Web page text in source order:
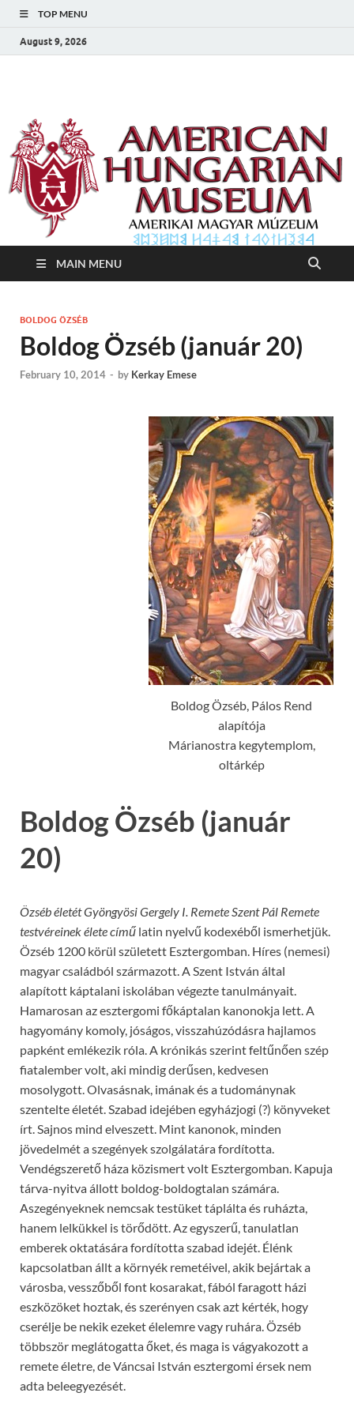
TOP MENU
August 9, 2026
Amerikai Magyar
Múzeum
MAIN MENU
BOLDOG ÖZSÉB
Boldog Özséb (január 20)
February 10, 2014 - by Kerkay Emese
Boldog Özséb, Pálos Rend
alapítója
Márianostra kegytemplom,
oltárkép
Boldog Özséb (január
20)
Özséb életét Gyöngyösi Gergely I. Remete Szent Pál Remete
testvéreinek élete című latin nyelvű kodexéből ismerhetjük.
Özséb 1200 körül született Esztergomban. Híres (nemesi)
magyar családból származott. A Szent István által
alapított káptalani iskolában végezte tanulmányait.
Hamarosan az esztergomi főkáptalan kanonokja lett. A
hagyomány komoly, jóságos, visszahúzódásra hajlamos
papként emlékezik róla. A krónikás szerint feltűnően szép
fiatalember volt, aki mindig derűsen, kedvesen
mosolygott. Olvasásnak, imának és a tudománynak
szentelte életét. Szabad idejében egyházjogi (?) könyveket
írt. Sajnos mind elveszett. Mint kanonok, minden
jövedelmét a szegények szolgálatára fordította.
Vendégszerető háza közismert volt Esztergomban. Kapuja
tárva-nyitva állott boldog-boldogtalan számára.
Aszegényeknek nemcsak testüket táplálta és ruházta,
hanem lelkükkel is törődött. Az egyszerű, tanulatlan
emberek oktatására fordította szabad idejét. Élénk
kapcsolatban állt a környék remetéivel, akik bejártak a
városba, vesszőből font kosarakat, fából faragott házi
eszközöket hoztak, és szerényen csak azt kérték, hogy
cserélje be nekik ezeket élelemre vagy ruhára. Özséb
többször meglátogatta őket, és maga is vágyakozott a
remete életre, de Váncsai István esztergomi érsek nem
adta beleegyezését.